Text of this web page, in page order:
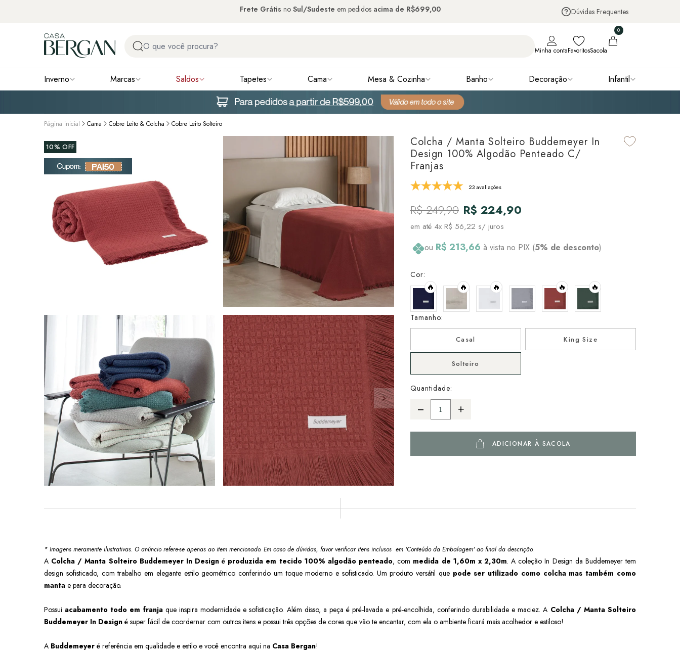
Dúvidas Frequentes
Frete Grátis no Sul/Sudeste em pedidos acima de R$699,00
Minha contaFavoritosSacola
0
Inverno Marcas Saldos Tapetes Cama Mesa & Cozinha Banho Decoração Infantil
Página inicial Cama Cobre Leito & Colcha Cobre Leito Solteiro
10% OFF
Colcha / Manta Solteiro Buddemeyer In
Design 100% Algodão Penteado C/
Franjas
23 avaliações
R$ 249,90 R$ 224,90
em até 4x R$ 56,22 s/ juros
ou R$ 213,66 à vista no PIX (5% de desconto)
Tamanho:
Casal King Size
Solteiro
Cor:
🔥 🔥 🔥 🔥 🔥
Quantidade:
ADICIONAR À SACOLA
* Imagens meramente ilustrativas. O anúncio refere-se apenas ao item mencionado. Em caso de dúvidas, favor verificar itens inclusos em 'Conteúdo da Embalagem' ao final da descrição.
A Colcha / Manta Solteiro Buddemeyer In Design é produzida em tecido 100% algodão penteado, com medida de 1,60m x 2,30m. A coleção In Design da Buddemeyer tem
design sofisticado, com trabalho em elegante estilo geométrico conferindo um toque moderno e sofisticado. Um produto versátil que pode ser utilizado como colcha mas também como
manta e para decoração.
Possuiacabamento todo em franjaque inspira modernidade e sofisticação. Além disso, a peça é pré-lavada e pré-encolhida, conferindo durabilidade e maciez. A Colcha / Manta Solteiro
Buddemeyer In Design é super fácil de coordernar com outros itens e possui três opções de cores que vão te encantar, com ela o ambiente ficará mais acolhedor e estiloso!
A Buddemeyer é referência em qualidade e estilo e você encontra aqui na Casa Bergan!